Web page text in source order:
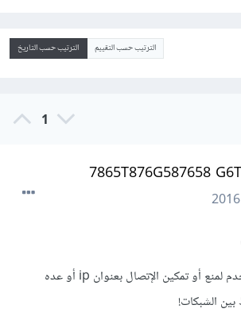
الترتيب حسب التقييم الترتيب حسب التاريخ
1
7865T876G587658
ف ال iptables تستخدم لمنع أو تمكين الإتصال بعنوان ip أو عده